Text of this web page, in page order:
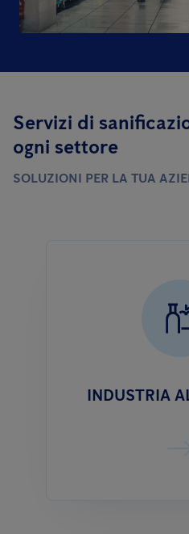
Servizi di
ogni settore
SOLUZIONI PER LA TUA
INDUSTRIA